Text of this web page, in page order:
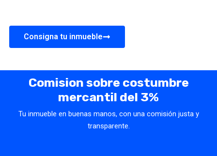
Consigna tu inmueble
Comision sobre costumbre
mercantil del 3%
Tu inmueble en buenas manos, con una comisión justa y
transparente.